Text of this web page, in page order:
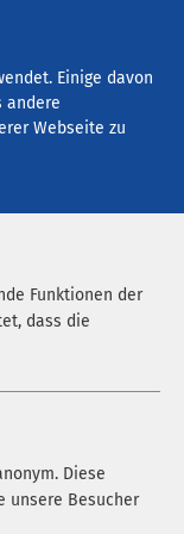
Einige davon
andere
Webseite zu
Funktionen der
dass die
Diese
unsere Besucher